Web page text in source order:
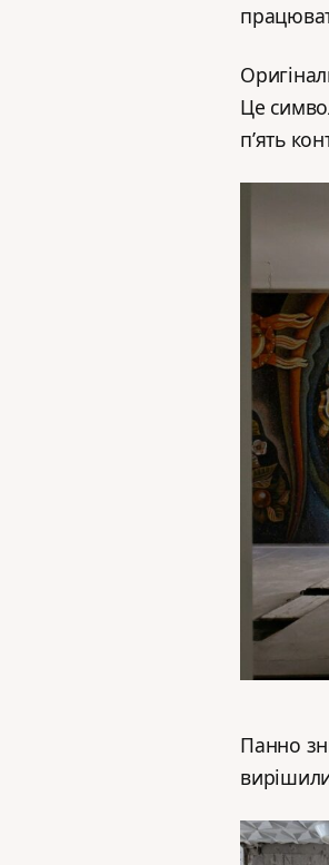
Це
п’ять
Панно